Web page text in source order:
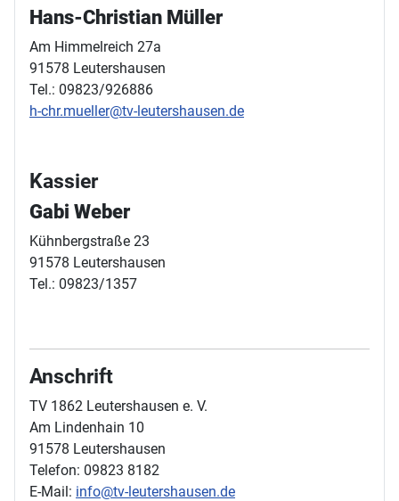
Hans-Christian Müller
Am Himmelreich 27a
91578 Leutershausen
Tel.: 09823/926886
h-chr.mueller@tv-leutershausen.de
Kassier
Gabi Weber
Kühnbergstraße 23
91578 Leutershausen
Tel.: 09823/1357
Anschrift
TV 1862 Leutershausen e. V.
Am Lindenhain 10
91578 Leutershausen
Telefon: 09823 8182
E-Mail: info@tv-leutershausen.de